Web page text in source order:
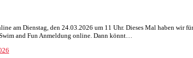
am Dienstag, den 24.03.2026 um 11 Uhr. Dieses Mal haben wir
and Fun Anmeldung online. Dann könnt…